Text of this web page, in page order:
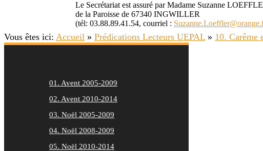
Le Secrétariat est assuré par Madame Suzanne
de la Paroisse de 67340 INGWILLER
(tél: 03.88.89.41.54, courriel :
Vous êtes ici: Accueil » Prédications Lecteurs UEPAL » 10. Carême
01. Avent 2005-2009
02. Avent 2010-2014
03. Noël 2005-2009
04. Noël 2008-2009
05. Noël 2010-2014